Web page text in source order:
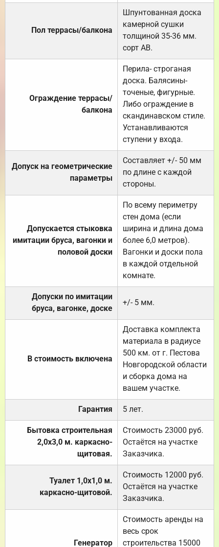
Пол террасы/балкона
Шпунтованная доска
камерной сушки
толщиной 35-36 мм.
сорт АВ.
Ограждение террасы/
балкона
Перила- строганая
доска. Балясины-
точеные, фигурные.
Либо ограждение в
скандинавском стиле.
Устанавливаются
ступени у входа.
Допуск на геометрические
параметры
Составляет +/- 50 мм
по длине с каждой
стороны.
Допускается стыковка
имитации бруса, вагонки и
половой доски
По всему периметру
стен дома (если
ширина и длина дома
более 6,0 метров).
Вагонки и доски пола
в каждой отдельной
комнате.
Допуски по имитации
бруса, вагонке, доске
+/- 5 мм.
В стоимость включена
Доставка комплекта
материала в радиусе
500 км. от г. Пестова
Новгородской области
и сборка дома на
вашем участке.
Гарантия 5 лет.
Бытовка строительная
2,0х3,0 м. каркасно-
щитовая.
Стоимость 23000 руб.
Остаётся на участке
Заказчика.
Туалет 1,0х1,0 м.
каркасно-щитовой.
Стоимость 12000 руб.
Остаётся на участке
Заказчика.
Генератор
Стоимость аренды на
весь срок
строительства 15000